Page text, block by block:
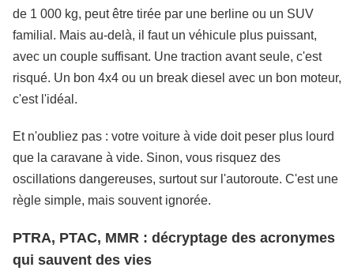
de 1 000 kg, peut être tirée par une berline ou un SUV
familial. Mais au-delà, il faut un véhicule plus puissant,
avec un couple suffisant. Une traction avant seule, c'est
risqué. Un bon 4x4 ou un break diesel avec un bon moteur,
c'est l'idéal.
Et n'oubliez pas : votre voiture à vide doit peser plus lourd
que la caravane à vide. Sinon, vous risquez des
oscillations dangereuses, surtout sur l'autoroute. C'est une
règle simple, mais souvent ignorée.
PTRA, PTAC, MMR : décryptage des acronymes
qui sauvent des vies